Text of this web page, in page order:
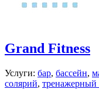
Grand Fitness
Услуги: бар, бассейн,
солярий, тренажерный